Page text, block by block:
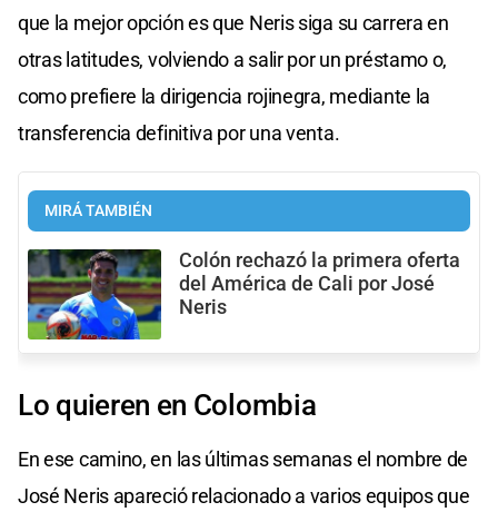
que la mejor opción es que Neris siga su carrera en
otras latitudes, volviendo a salir por un préstamo o,
como prefiere la dirigencia rojinegra, mediante la
transferencia definitiva por una venta.
MIRÁ TAMBIÉN
Colón rechazó la primera oferta
del América de Cali por José
Neris
Lo quieren en Colombia
En ese camino, en las últimas semanas el nombre de
José Neris apareció relacionado a varios equipos que